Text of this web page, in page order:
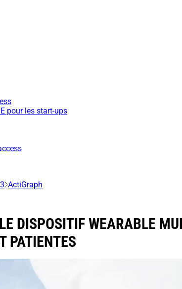
pour les start-ups
ActiGraph
DISPOSITIF WEARABLE
PATIENTES